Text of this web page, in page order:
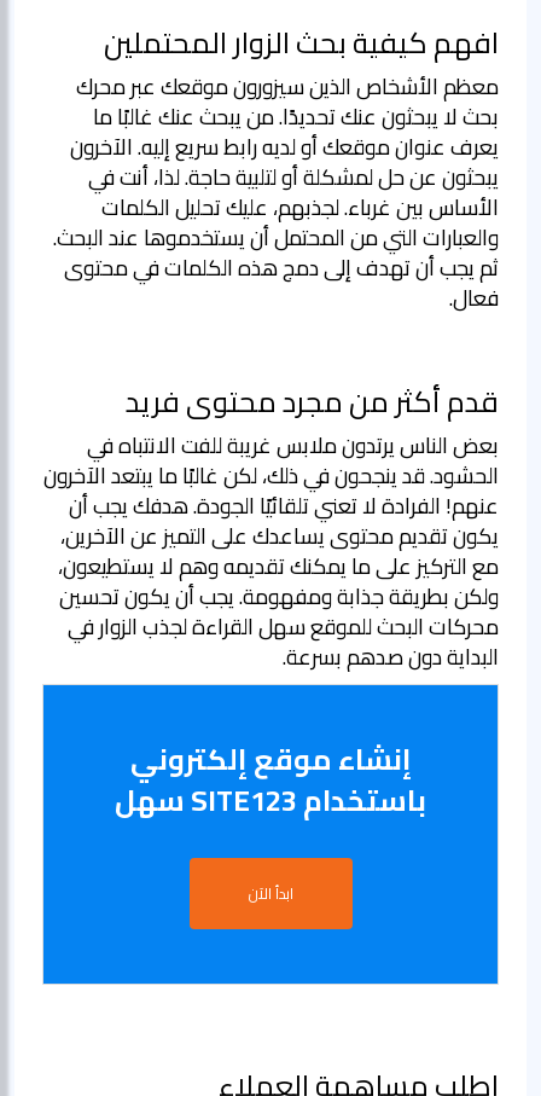
افهم كيفية بحث الزوار المحتملين
معظم الأشخاص الذين سيزورون موقعك عبر محرك
بحث لا يبحثون عنك تحديدًا. من يبحث عنك غالبًا ما
يعرف عنوان موقعك أو لديه رابط سريع إليه. الآخرون
يبحثون عن حل لمشكلة أو لتلبية حاجة. لذا، أنت في
الأساس بين غرباء. لجذبهم، عليك تحليل الكلمات
والعبارات التي من المحتمل أن يستخدموها عند البحث.
ثم يجب أن تهدف إلى دمج هذه الكلمات في محتوى
فعال.
قدم أكثر من مجرد محتوى فريد
بعض الناس يرتدون ملابس غريبة للفت الانتباه في
الحشود. قد ينجحون في ذلك، لكن غالبًا ما يبتعد الآخرون
عنهم! الفرادة لا تعني تلقائيًا الجودة. هدفك يجب أن
يكون تقديم محتوى يساعدك على التميز عن الآخرين،
مع التركيز على ما يمكنك تقديمه وهم لا يستطيعون،
ولكن بطريقة جذابة ومفهومة. يجب أن يكون تحسين
محركات البحث للموقع سهل القراءة لجذب الزوار في
البداية دون صدهم بسرعة.
إنشاء موقع إلكتروني
باستخدام SITE123 سهل
ابدأ الآن